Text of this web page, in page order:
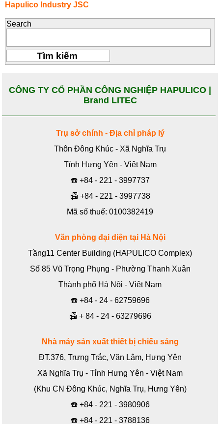
Hapulico Industry JSC
Search
CÔNG TY CỔ PHẦN CÔNG NGHIỆP HAPULICO |
Brand LITEC
Trụ sở chính - Địa chỉ pháp lý
Thôn Đông Khúc - Xã Nghĩa Trụ
Tỉnh Hưng Yên - Việt Nam
☎️ +84 - 221 - 3997737
📠 +84 - 221 - 3997738
Mã số thuế: 0100382419
Văn phòng đại diện tại Hà Nội
Tầng11 Center Building (HAPULICO Complex)
Số 85 Vũ Trọng Phụng - Phường Thanh Xuân
Thành phố Hà Nội - Việt Nam
☎️ +84 - 24 - 62759696
📠 + 84 - 24 - 63279696
Nhà máy sản xuất thiết bị chiếu sáng
ĐT.376, Trưng Trắc, Văn Lâm, Hưng Yên
Xã Nghĩa Trụ - Tỉnh Hưng Yên - Việt Nam
(Khu CN Đông Khúc, Nghĩa Trụ, Hưng Yên)
☎️ +84 - 221 - 3980906
☎️ +84 - 221 - 3788136